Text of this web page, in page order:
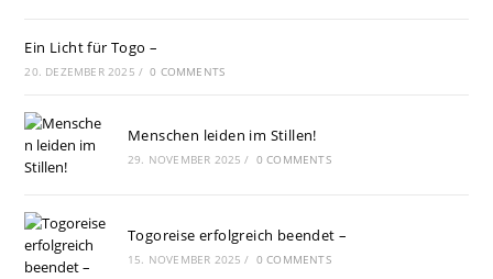
Ein Licht für Togo –
20. DEZEMBER 2025 / 0 COMMENTS
Menschen leiden im Stillen!
29. NOVEMBER 2025 / 0 COMMENTS
Togoreise erfolgreich beendet –
15. NOVEMBER 2025 / 0 COMMENTS